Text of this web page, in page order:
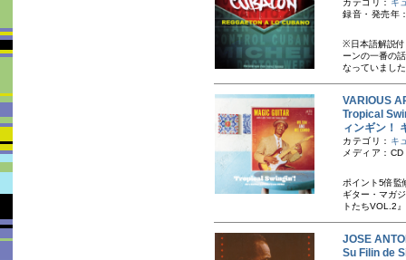
カテゴリ： キ
録音・発売年
※日本語解説付
ーンの一番の
なっていまし
VARIOUS
Tropical
ィンギン！
カテゴリ： キ
メディア：CD
ポイント5倍
ギター・マガ
トたちVOL.2
JOSE
Su Filin de